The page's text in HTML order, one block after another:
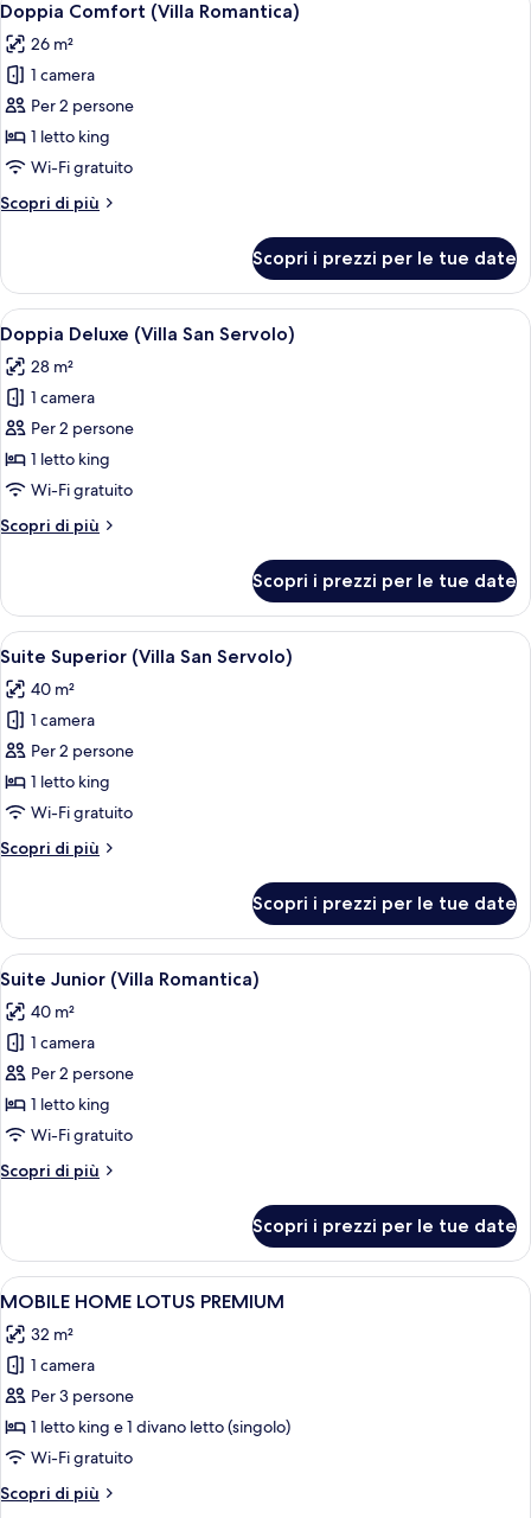
camere
tutte
le
foto
per
Doppia
Comfort
Romantica)
6
Doppia Comfort (Villa Romantica)
26 m²
1 camera
Per 2 persone
1 letto king
Wi-Fi gratuito
Scopri di più
Altri
Comfort
(Villa
Romantica)
Scopri i prezzi per le tue date
Apri
tutte
le
foto
per
Doppia
Deluxe
San
Minibar, una cassaforte in camera,
7
Doppia Deluxe (Villa San Servolo)
28 m²
1 camera
Per 2 persone
1 letto king
Wi-Fi gratuito
Scopri di più
Altri
Deluxe
(Villa
San
Scopri i prezzi per le tue date
Apri
tutte
le
foto
per
Suite
Superior
San
Una camera d'albergo moderna
5
Suite Superior (Villa San Servolo)
40 m²
1 camera
Per 2 persone
1 letto king
Wi-Fi gratuito
Scopri di più
Altri
Superior
(Villa
San
Scopri i prezzi per le tue date
Apri
tutte
le
foto
per
Suite
Junior
Romantica)
Camera d'albergo con un letto
6
Suite Junior (Villa Romantica)
40 m²
1 camera
Per 2 persone
1 letto king
Wi-Fi gratuito
Scopri di più
Altri
Junior
(Villa
Romantica)
Scopri i prezzi per le tue date
Apri
tutte
le
foto
per
MOBILE
HOME
PREMIUM
Una cucina moderna con una
6
MOBILE HOME LOTUS PREMIUM
32 m²
1 camera
Per 3 persone
1 letto king e 1 divano letto (singolo)
Wi-Fi gratuito
Scopri di più
Altri